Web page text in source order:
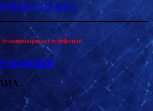
СЛУЖБА
(стационарных) телефонов
ПОМОЩИ